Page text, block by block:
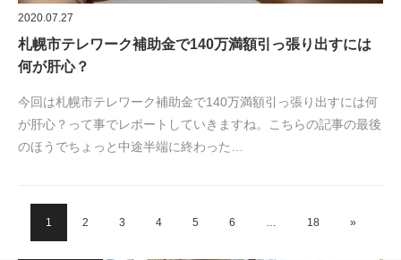
2020.07.27
札幌市テレワーク補助金で140万満額引っ張り出すには
何が肝心？
今回は札幌市テレワーク補助金で140万満額引っ張り出すには何
が肝心？って事でレポートしていきますね。こちらの記事の最後
のほうでちょっと中途半端に終わった…
1 2 3 4 5 6 18 »